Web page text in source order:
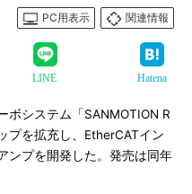
PC用表示
関連情報
LINE Hatena
システム「SANMOTION R
プを拡充し、EtherCATイン
ンプを開発した。発売は同年